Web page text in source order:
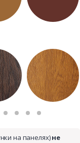
на панелях)не